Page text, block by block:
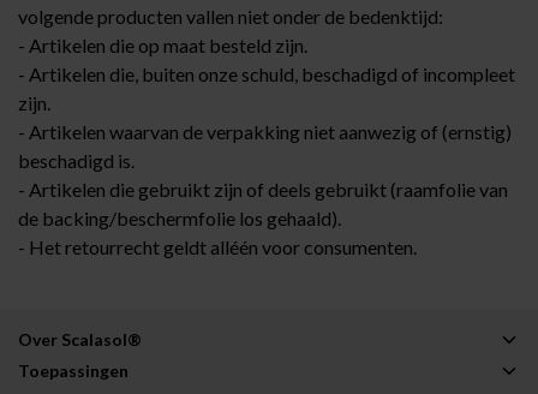
volgende producten vallen niet onder de bedenktijd:
- Artikelen die op maat besteld zijn.
- Artikelen die, buiten onze schuld, beschadigd of incompleet
zijn.
- Artikelen waarvan de verpakking niet aanwezig of (ernstig)
beschadigd is.
- Artikelen die gebruikt zijn of deels gebruikt (raamfolie van
de backing/beschermfolie los gehaald).
- Het retourrecht geldt alléén voor consumenten.
Over Scalasol®
Toepassingen